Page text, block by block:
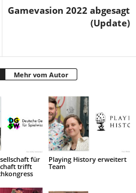
Gamevasion 2022 abgesagt
(Update)
Mehr vom Autor
für
trifft
Playing History erweitert
Team